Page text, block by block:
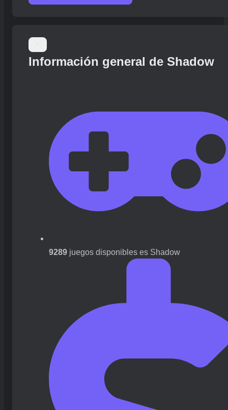
Información general de Shadow
9289 juegos disponibles es Shadow